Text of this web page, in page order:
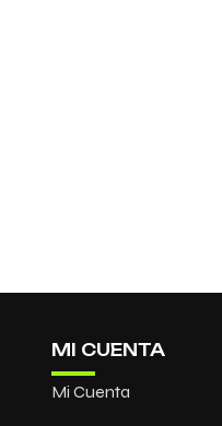
MI CUENTA
Mi Cuenta